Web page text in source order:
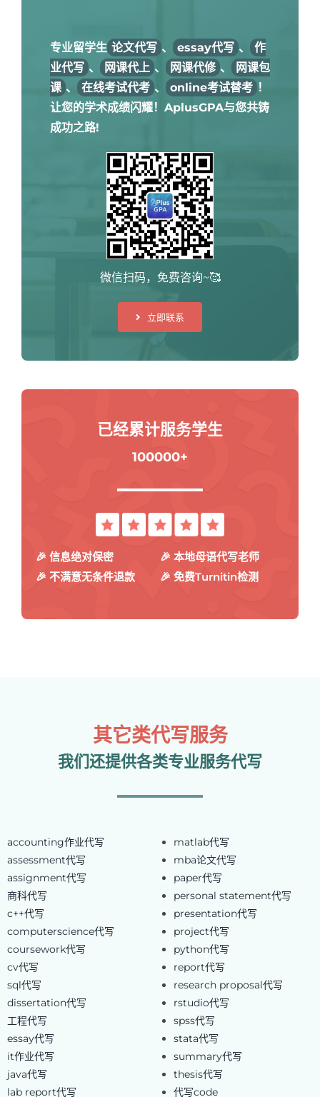
专业留学生 论文代写 、 essay代写 、
作
业代写 、 网课代上 、 网课代修 、
网课包
课 、 在线考试代考 、 online考试替考 ！
让您的学术成绩闪耀！AplusGPA与您共铸
成功之路!
微信扫码，免费咨询~🥰
立即联系
已经累计服务学生
100000+
🎉 信息绝对保密
🎉 本地母语代写老师
🎉 不满意无条件退款
🎉 免费Turnitin检测
其它类代写服务
我们还提供各类专业服务代写
accounting作业代写
assessment代写
assignment代写
商科代写
c++代写
computerscience代写
coursework代写
cv代写
sql代写
dissertation代写
工程代写
essay代写
it作业代写
java代写
lab report代写
matlab代写
mba论文代写
paper代写
personal statement代写
presentation代写
project代写
python代写
report代写
research proposal代写
rstudio代写
spss代写
stata代写
summary代写
thesis代写
代写code